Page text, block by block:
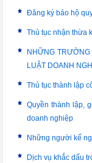
Đăng ký bảo hộ
Thủ tục nhận thừa
NHỮNG
LUẬT DOANH
Thủ tục thành lập
Quyền thành lập,
doanh nghiệp
Những người kế
Dịch vụ khắc dấu